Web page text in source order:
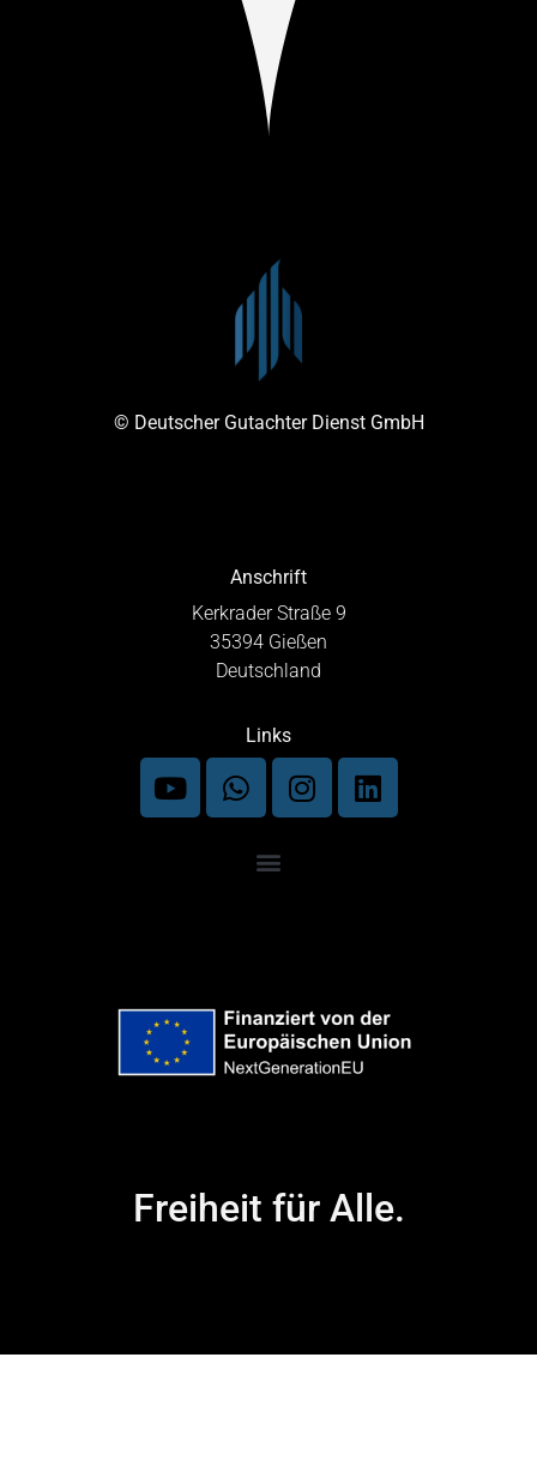
© Deutscher Gutachter Dienst GmbH
Anschrift
Kerkrader Straße 9
35394 Gießen
Deutschland
Links
Freiheit für Alle.